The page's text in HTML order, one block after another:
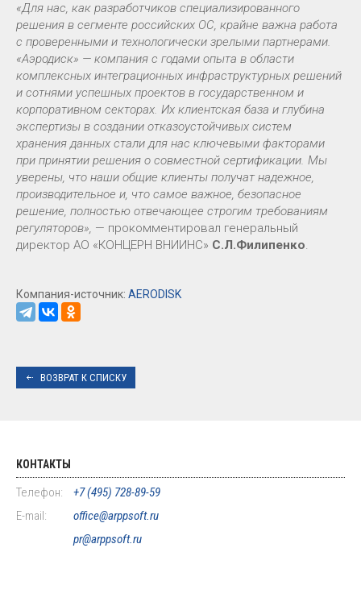
«Для нас, как разработчиков специализированного
решения в сегменте российских ОС, крайне важна работа
с проверенными и технологически зрелыми партнерами.
«Аэродиск» — компания с годами опыта в области
комплексных интеграционных инфраструктурных решений
и сотнями успешных проектов в государственном и
корпоративном секторах. Их клиентская база и глубина
экспертизы в создании отказоустойчивых систем
хранения данных стали для нас ключевыми факторами
при принятии решения о совместной сертификации. Мы
уверены, что наши общие клиенты получат надежное,
производительное и, что самое важное, безопасное
решение, полностью отвечающее строгим требованиям
регуляторов», — прокомментировал генеральный
директор АО «КОНЦЕРН ВНИИНС» С.Л.Филипенко.
Компания-источник: AERODISK
ВОЗВРАТ К СПИСКУ
КОНТАКТЫ
Телефон:
+7 (495) 728-89-59
E-mail:
office@arppsoft.ru
pr@arppsoft.ru